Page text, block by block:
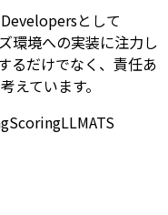
として
環境への実装に注力し
るだけでなく、責任あ
えています。
ScoringLLMATS